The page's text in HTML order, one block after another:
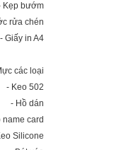
Kẹp bướm
rửa chén
- Giấy in A4
các loại
- Keo 502
- Hồ dán
name card
Silicone